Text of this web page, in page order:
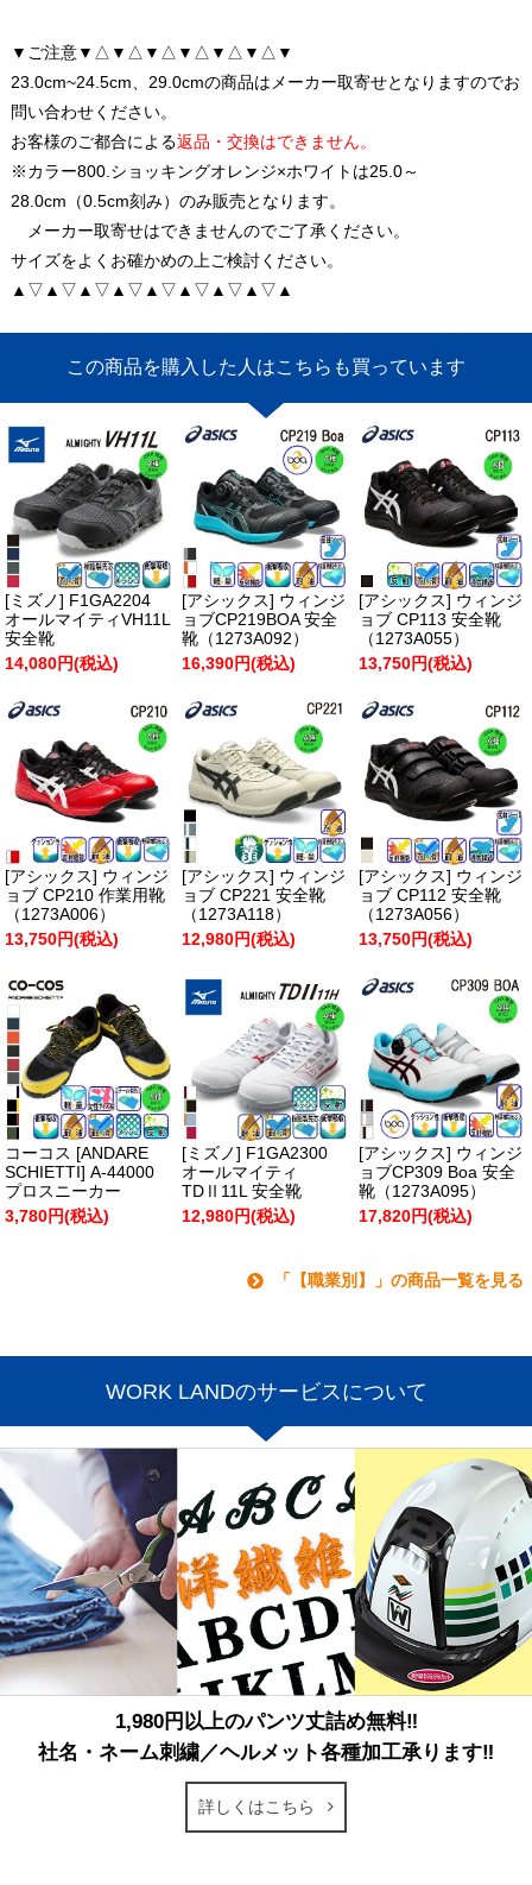
▼ご注意▼△▼△▼△▼△▼△▼△▼
23.0cm~24.5cm、29.0cmの商品はメーカー取寄せとなりますのでお
問い合わせください。
お客様のご都合による返品・交換はできません。
※カラー800.ショッキングオレンジ×ホワイトは25.0～
28.0cm（0.5cm刻み）のみ販売となります。
メーカー取寄せはできませんのでご了承ください。
サイズをよくお確かめの上ご検討ください。
▲▽▲▽▲▽▲▽▲▽▲▽▲▽▲▽▲
この商品を購入した人はこちらも買っています
[ミズノ] F1GA2204
オールマイティVH11L
安全靴
14,080円(税込)
[アシックス] ウィンジ
ョブCP219BOA 安全
靴（1273A092）
16,390円(税込)
[アシックス] ウィンジ
ョブ CP113 安全靴
（1273A055）
13,750円(税込)
[アシックス] ウィンジ
ョブ CP210 作業用靴
（1273A006）
13,750円(税込)
[アシックス] ウィンジ
ョブ CP221 安全靴
（1273A118）
12,980円(税込)
[アシックス] ウィンジ
ョブ CP112 安全靴
（1273A056）
13,750円(税込)
コーコス [ANDARE
SCHIETTI] A-44000
プロスニーカー
3,780円(税込)
[ミズノ] F1GA2300
オールマイティ
TDⅡ11L 安全靴
12,980円(税込)
[アシックス] ウィンジ
ョブCP309 Boa 安全
靴（1273A095）
17,820円(税込)
「【職業別】」の商品一覧を見る
WORK LANDのサービスについて
1,980円以上のパンツ丈詰め無料‼
社名・ネーム刺繍／ヘルメット各種加工承ります‼
詳しくはこちら